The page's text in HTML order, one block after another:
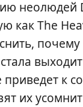
неолюдей
как The
приведет к
их